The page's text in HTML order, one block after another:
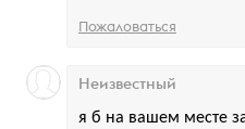
Пожаловаться
я б на вашем месте
Неизвестный